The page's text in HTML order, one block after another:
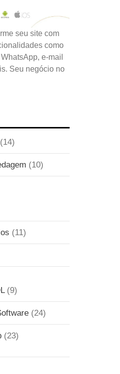
seu site com
como
e-mail
Seu negócio no
(14)
(10)
(11)
(9)
(24)
(23)